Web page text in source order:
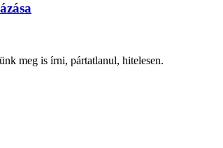
meg is írni, pártatlanul, hitelesen.